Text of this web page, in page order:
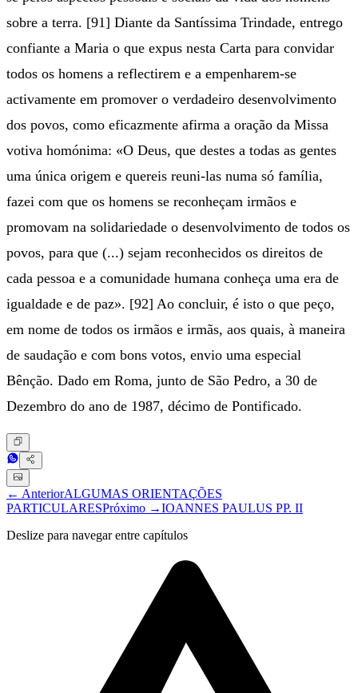
sobre a terra. [91] Diante da Santíssima Trindade, entrego
confiante a Maria o que expus nesta Carta para convidar
todos os homens a reflectirem e a empenharem-se
activamente em promover o verdadeiro desenvolvimento
dos povos, como eficazmente afirma a oração da Missa
votiva homónima: «O Deus, que destes a todas as gentes
uma única origem e quereis reuni-las numa só família,
fazei com que os homens se reconheçam irmãos e
promovam na solidariedade o desenvolvimento de todos os
povos, para que (...) sejam reconhecidos os direitos de
cada pessoa e a comunidade humana conheça uma era de
igualdade e de paz». [92] Ao concluir, é isto o que peço,
em nome de todos os irmãos e irmãs, aos quais, à maneira
de saudação e com bons votos, envio uma especial
Bênção. Dado em Roma, junto de São Pedro, a 30 de
Dezembro do ano de 1987, décimo de Pontificado.
← AnteriorALGUMAS ORIENTAÇÕES
PARTICULARESPróximo →IOANNES PAULUS PP. II
Deslize para navegar entre capítulos